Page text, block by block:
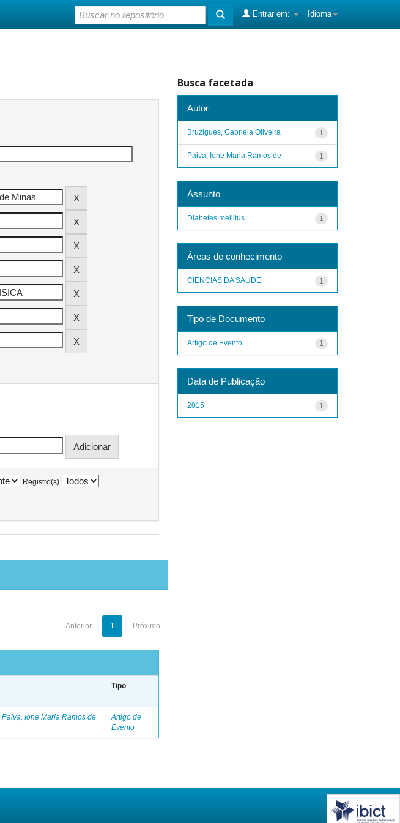
Idioma
Entrar em:
Registro(s)
Anterior 1 Próximo
Tipo
Paiva, Ione Maria Ramos de
Artigo de
Evento
Busca facetada
Autor
1
Bruzigues, Gabriela Oliveira
1
Paiva, Ione Maria Ramos de
Assunto
1
Diabetes mellitus
Áreas de conhecimento
1
CIENCIAS DA SAUDE
Tipo de Documento
1
Artigo de Evento
Data de Publicação
1
2015